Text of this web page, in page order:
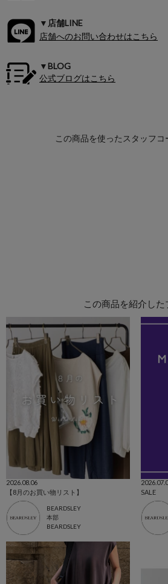
▼店舗LINE
店舗へのお問い合わせはこちら
▼BLOG
公式ブログはこちら
この商品を紹介した
2026.08.06
【8月のお買い物リスト】
BEARDSLEY
本部
BEARDSLEY
SALE